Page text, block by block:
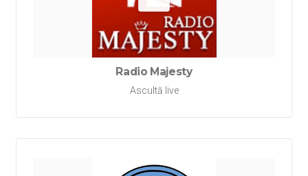
Redă
Radio Majesty
Ascultă live